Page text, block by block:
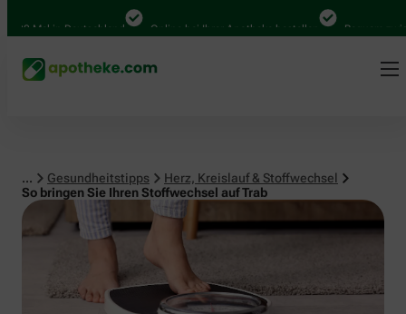
Mal in Deutschland Online bei Ihrer Apotheke bestellen Bequem
... Gesundheitstipps
Herz, Kreislauf & Stoffwechsel
So bringen Sie Ihren Stoffwechsel auf Trab
Herz, Kreislauf & Stoffwechsel